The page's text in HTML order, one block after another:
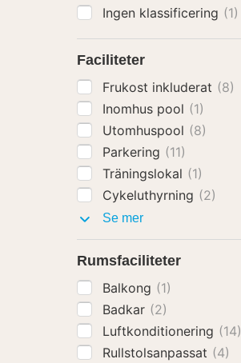
Ingen klassificering (1)
Faciliteter
Frukost inkluderat (8)
Inomhus pool (1)
Utomhuspool (8)
Parkering (11)
Träningslokal (1)
Cykeluthyrning (2)
Se merFaciliteter
Rumsfaciliteter
Balkong (1)
Badkar (2)
Luftkonditionering (14)
Rullstolsanpassat (4)